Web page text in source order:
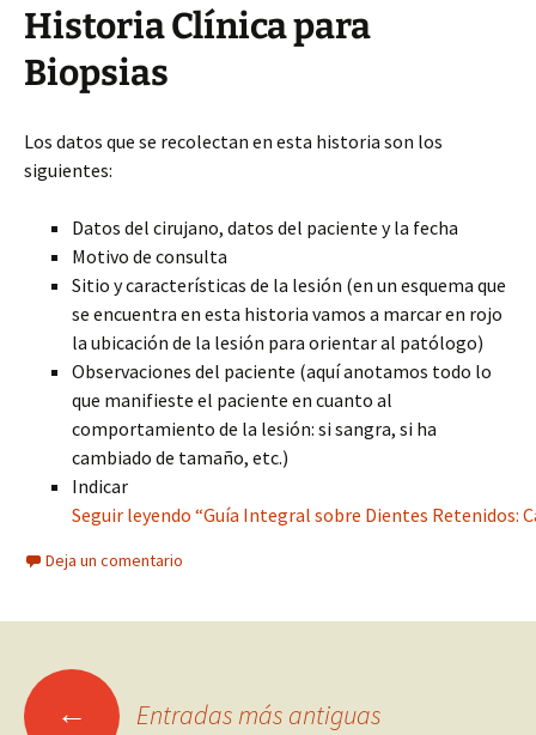
Historia Clínica para
Biopsias
Los datos que se recolectan en esta historia son los
siguientes:
Datos del cirujano, datos del paciente y la fecha
Motivo de consulta
Sitio y características de la lesión (en un esquema que
se encuentra en esta historia vamos a marcar en rojo
la ubicación de la lesión para orientar al patólogo)
Observaciones del paciente (aquí anotamos todo lo
que manifieste el paciente en cuanto al
comportamiento de la lesión: si sangra, si ha
cambiado de tamaño, etc.)
Indicar
Seguir leyendo “Guía Integral sobre Dientes Retenidos:
Deja un comentario
Ir ← Entradas más antiguas